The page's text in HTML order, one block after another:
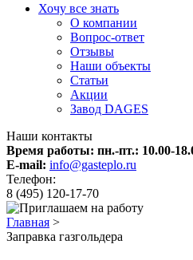
Хочу все знать
О компании
Вопрос-ответ
Отзывы
Наши объекты
Статьи
Акции
Завод DAGES
Наши контакты
Время работы: пн.-пт.: 10.00-
E-mail: info@gasteplo.ru
Телефон:
8 (495) 120-17-70
Главная >
Заправка газгольдера